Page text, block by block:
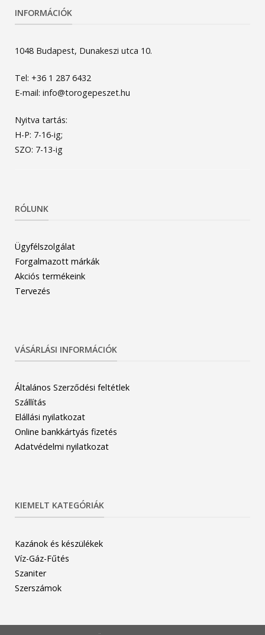
INFORMÁCIÓK
1048 Budapest, Dunakeszi utca 10.
Tel: +36 1 287 6432
E-mail: info@torogepeszet.hu
Nyitva tartás:
H-P: 7-16-ig;
SZO: 7-13-ig
RÓLUNK
Ügyfélszolgálat
Forgalmazott márkák
Akciós termékeink
Tervezés
VÁSÁRLÁSI INFORMÁCIÓK
Általános Szerződési feltétlek
Szállítás
Elállási nyilatkozat
Online bankkártyás fizetés
Adatvédelmi nyilatkozat
KIEMELT KATEGÓRIÁK
Kazánok és készülékek
Víz-Gáz-Fűtés
Szaniter
Szerszámok